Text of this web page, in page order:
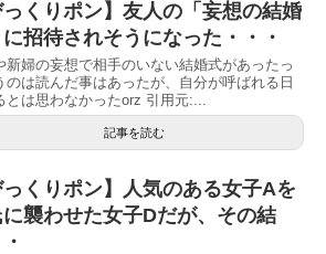
っくりポン】友人の「妄想の結婚
招待されそうになった・・・
新婦の妄想で相手のいない結婚式があったっ
のは読んだ事はあったが、自分が呼ばれる日
とは思わなかったorz 引用元:...
記事を読む
っくりポン】人気のある女子Aを
襲わせた女子Dだが、その結